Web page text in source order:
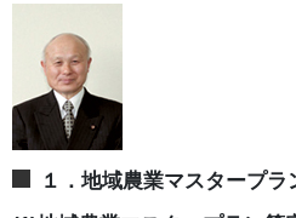
１．地域農業マスタープラ